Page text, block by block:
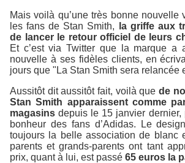
Mais voilà qu’une très bonne nouvelle
les fans de Stan Smith,
la griffe aux
de lancer le retour officiel de leurs
Et c’est via Twitter que la marque a
nouvelle à ses fidèles clients, en
jours que "La Stan Smith sera relancée
Aussitôt dit aussitôt fait, voilà que de
Stan Smith apparaissent comme
magasins depuis le 15 janvier dernier,
bonheur des fans d’Adidas. Le
toujours la belle association de blanc
parents et grands-parents ont tant
prix, quant à lui, est passé 65 euros la